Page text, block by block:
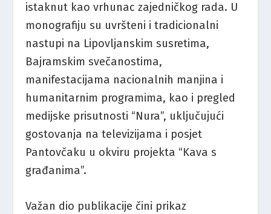
istaknut kao vrhunac zajedničkog rada. U
monografiju su uvršteni i tradicionalni
nastupi na Lipovljanskim susretima,
Bajramskim svečanostima,
manifestacijama nacionalnih manjina i
humanitarnim programima, kao i pregled
medijske prisutnosti “Nura”, uključujući
gostovanja na televizijama i posjet
Pantovčaku u okviru projekta “Kava s
građanima”.
Važan dio publikacije čini prikaz